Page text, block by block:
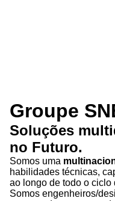
Groupe
Soluções
no Futuro.
Somos uma
habilidades técnicas,
ao longo de todo o ciclo
Somos engenheiros/